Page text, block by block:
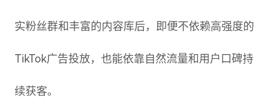
实粉丝群和丰富的内容库后，即便不依赖高强度的
TikTok广告投放，也能依靠自然流量和用户口碑持
续获客。